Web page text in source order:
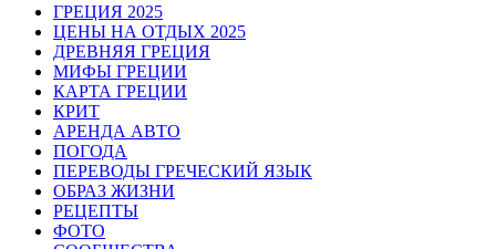
ГРЕЦИЯ 2025
ЦЕНЫ НА ОТДЫХ 2025
ДРЕВНЯЯ ГРЕЦИЯ
МИФЫ ГРЕЦИИ
КАРТА ГРЕЦИИ
КРИТ
АРЕНДА АВТО
ПОГОДА
ПЕРЕВОДЫ ГРЕЧЕСКИЙ ЯЗЫК
ОБРАЗ ЖИЗНИ
РЕЦЕПТЫ
ФОТО